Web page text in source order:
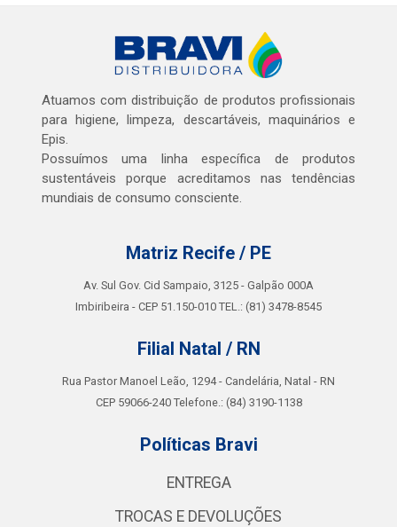
Atuamos com distribuição de produtos profissionais
para higiene, limpeza, descartáveis, maquinários e
Epis.
Possuímos uma linha específica de produtos
sustentáveis porque acreditamos nas tendências
mundiais de consumo consciente.
Matriz Recife / PE
Av. Sul Gov. Cid Sampaio, 3125 - Galpão 000A
Imbiribeira - CEP 51.150-010 TEL.: (81) 3478-8545
Filial Natal / RN
Rua Pastor Manoel Leão, 1294 - Candelária, Natal - RN
CEP 59066-240 Telefone.: (84) 3190-1138
Políticas Bravi
ENTREGA
TROCAS E DEVOLUÇÕES